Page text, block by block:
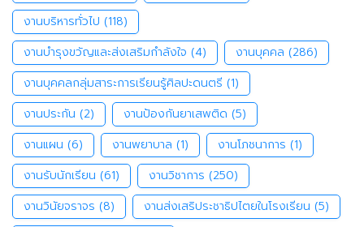
งานบริหารทั่วไป (118)
งานบำรุงขวัญและส่งเสริมกำลังใจ (4) งานบุคคล (286)
งานบุคคลกลุ่มสาระการเรียนรู้ศิลปะดนตรี (1)
งานประกัน (2) งานป้องกันยาเสพติด (5)
งานแผน (6) งานพยาบาล (1) งานโภชนาการ (1)
งานรับนักเรียน (61) งานวิชาการ (250)
งานวินัยจราจร (8) งานส่งเสริประชาธิปไตยในโรงเรียน (5)